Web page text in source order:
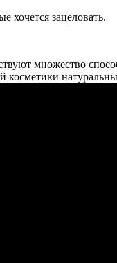
хочется зацеловать.
множество